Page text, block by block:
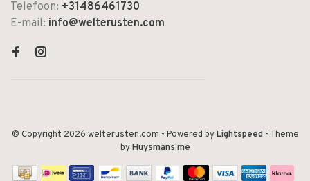
Telefoon: +31486461730
E-mail: info@welterusten.com
© Copyright 2026 welterusten.com - Powered byLightspeed- Theme
byHuysmans.me